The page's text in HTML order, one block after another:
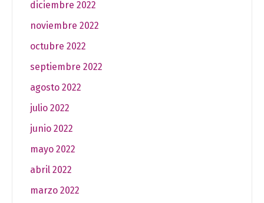
diciembre 2022
noviembre 2022
octubre 2022
septiembre 2022
agosto 2022
julio 2022
junio 2022
mayo 2022
abril 2022
marzo 2022